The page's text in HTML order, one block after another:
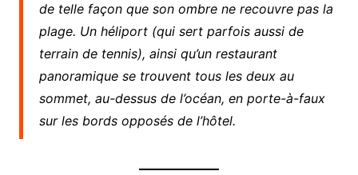
de telle façon que son ombre ne recouvre pas la
plage. Un héliport (qui sert parfois aussi de
terrain de tennis), ainsi qu’un restaurant
panoramique se trouvent tous les deux au
sommet, au-dessus de l’océan, en porte-à-faux
sur les bords opposés de l’hôtel.